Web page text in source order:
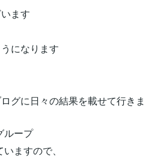
ます
になります
グに日々の結果を載せて行きま
ループ
ますので、